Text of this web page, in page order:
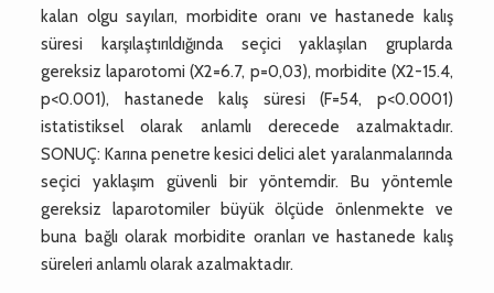
kalan olgu sayıları, morbidite oranı ve hastanede kalış
süresi karşılaştırıldığında seçici yaklaşılan gruplarda
gereksiz laparotomi (X2=6.7, p=0,03), morbidite (X2-15.4,
p<0.001), hastanede kalış süresi (F=54, p<0.0001)
istatistiksel olarak anlamlı derecede azalmaktadır.
SONUÇ: Karına penetre kesici delici alet yaralanmalarında
seçici yaklaşım güvenli bir yöntemdir. Bu yöntemle
gereksiz laparotomiler büyük ölçüde önlenmekte ve
buna bağlı olarak morbidite oranları ve hastanede kalış
süreleri anlamlı olarak azalmaktadır.